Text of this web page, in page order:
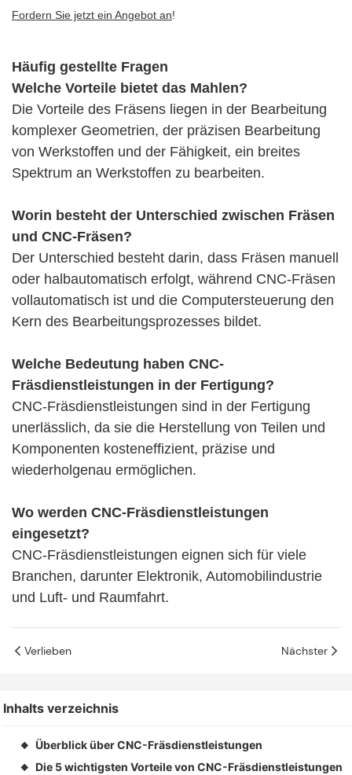
Fordern Sie jetzt ein Angebot an!
Häufig gestellte Fragen
Welche Vorteile bietet das Mahlen?
Die Vorteile des Fräsens liegen in der Bearbeitung
komplexer Geometrien, der präzisen Bearbeitung
von Werkstoffen und der Fähigkeit, ein breites
Spektrum an Werkstoffen zu bearbeiten.
Worin besteht der Unterschied zwischen Fräsen
und CNC-Fräsen?
Der Unterschied besteht darin, dass Fräsen manuell
oder halbautomatisch erfolgt, während CNC-Fräsen
vollautomatisch ist und die Computersteuerung den
Kern des Bearbeitungsprozesses bildet.
Welche Bedeutung haben CNC-
Fräsdienstleistungen in der Fertigung?
CNC-Fräsdienstleistungen sind in der Fertigung
unerlässlich, da sie die Herstellung von Teilen und
Komponenten kosteneffizient, präzise und
wiederholgenau ermöglichen.
Wo werden CNC-Fräsdienstleistungen
eingesetzt?
CNC-Fräsdienstleistungen eignen sich für viele
Branchen, darunter Elektronik, Automobilindustrie
und Luft- und Raumfahrt.
Verlieben Nächster
Inhalts verzeichnis
◆ Überblick über CNC-Fräsdienstleistungen
◆ Die 5 wichtigsten Vorteile von CNC-Fräsdienstleistungen